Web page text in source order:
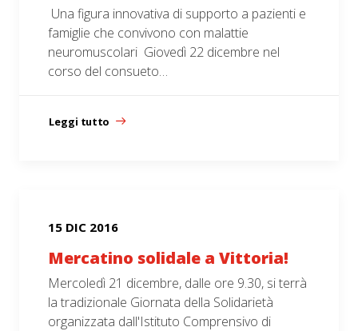
Una figura innovativa di supporto a pazienti e
famiglie che convivono con malattie
neuromuscolari Giovedì 22 dicembre nel
corso del consueto…
Leggi tutto
15 DIC 2016
Mercatino solidale a Vittoria!
Mercoledì 21 dicembre, dalle ore 9.30, si terrà
la tradizionale Giornata della Solidarietà
organizzata dall'Istituto Comprensivo di